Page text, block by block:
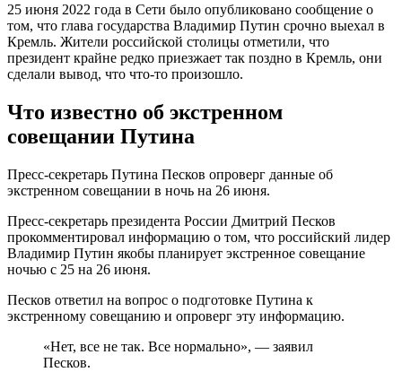
25 июня 2022 года в Сети было опубликовано сообщение о
том, что глава государства Владимир Путин срочно выехал в
Кремль. Жители российской столицы отметили, что
президент крайне редко приезжает так поздно в Кремль, они
сделали вывод, что что-то произошло.
Что известно об экстренном
совещании Путина
Пресс-секретарь Путина Песков опроверг данные об
экстренном совещании в ночь на 26 июня.
Пресс-секретарь президента России Дмитрий Песков
прокомментировал информацию о том, что российский лидер
Владимир Путин якобы планирует экстренное совещание
ночью с 25 на 26 июня.
Песков ответил на вопрос о подготовке Путина к
экстренному совещанию и опроверг эту информацию.
«Нет, все не так. Все нормально», — заявил
Песков.